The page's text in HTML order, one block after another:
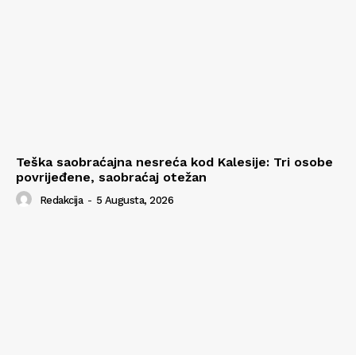
Teška saobraćajna nesreća kod Kalesije: Tri osobe
povrijeđene, saobraćaj otežan
Redakcija - 5 Augusta, 2026